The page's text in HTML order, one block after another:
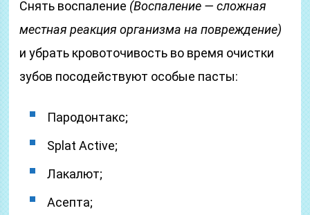
Снять воспаление (Воспаление — сложная
местная реакция организма на повреждение)
и убрать кровоточивость во время очистки
зубов посодействуют особые пасты:
Пародонтакс;
Splat Active;
Лакалют;
Асепта;